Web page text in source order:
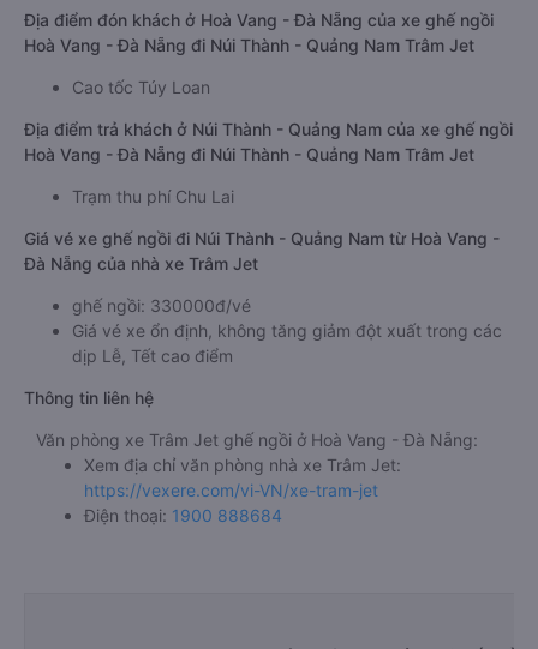
Địa điểm đón khách ở Hoà Vang - Đà Nẵng của xe ghế ngồi
Hoà Vang - Đà Nẵng đi Núi Thành - Quảng Nam Trâm Jet
Cao tốc Túy Loan
Địa điểm trả khách ở Núi Thành - Quảng Nam của xe ghế ngồi
Hoà Vang - Đà Nẵng đi Núi Thành - Quảng Nam Trâm Jet
Trạm thu phí Chu Lai
Giá vé xe ghế ngồi đi Núi Thành - Quảng Nam từ Hoà Vang -
Đà Nẵng của nhà xe Trâm Jet
ghế ngồi: 330000đ/vé
Giá vé xe ổn định, không tăng giảm đột xuất trong các
dịp Lễ, Tết cao điểm
Thông tin liên hệ
Văn phòng xe Trâm Jet ghế ngồi ở Hoà Vang - Đà Nẵng:
Xem địa chỉ văn phòng nhà xe Trâm Jet:
https://vexere.com/vi-VN/xe-tram-jet
Điện thoại: 1900 888684